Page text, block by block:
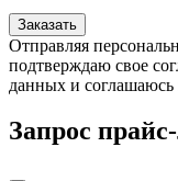
Отправляя
подтверждаю свое
данных и соглашаюсь
Запрос